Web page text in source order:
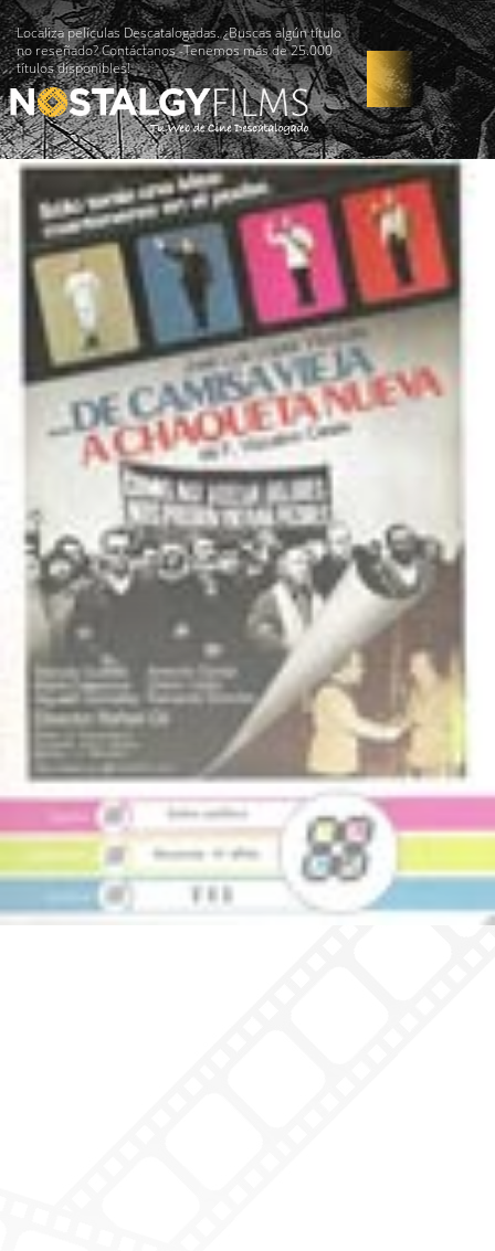
Localiza películas Descatalogadas. ¿Buscas algún título
no reseñado? Contáctanos -Tenemos más de 25.000
títulos disponibles!